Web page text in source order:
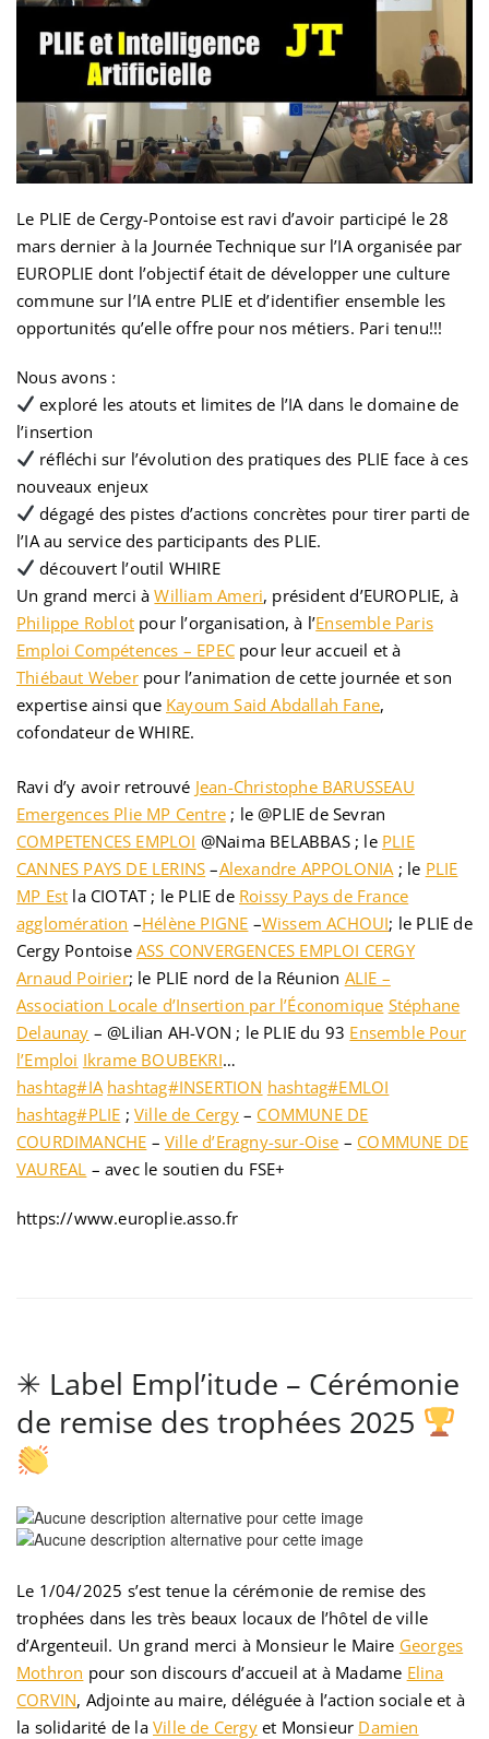
Le PLIE de Cergy-Pontoise est ravi d’avoir participé le 28
mars dernier à la Journée Technique sur l’IA organisée par
EUROPLIE dont l’objectif était de développer une culture
commune sur l’IA entre PLIE et d’identifier ensemble les
opportunités qu’elle offre pour nos métiers. Pari tenu!!!
Nous avons :
exploré les atouts et limites de l’IA dans le domaine de
l’insertion
réfléchi sur l’évolution des pratiques des PLIE face à ces
nouveaux enjeux
dégagé des pistes d’actions concrètes pour tirer parti de
l’IA au service des participants des PLIE.
découvert l’outil WHIRE
Un grand merci àWilliam Ameri, président d’EUROPLIE, à
Philippe Roblot pour l’organisation, à l’Ensemble Paris
Emploi Compétences – EPEC pour leur accueil et à
Thiébaut Weberpour l’animation de cette journée et son
expertise ainsi que Kayoum Said Abdallah Fane,
cofondateur de WHIRE.
Ravi d’y avoir retrouvé Jean-Christophe BARUSSEAU
Emergences Plie MP Centre ; le @PLIE de Sevran
COMPETENCES EMPLOI @Naima BELABBAS ; le PLIE
CANNES PAYS DE LERINS –Alexandre APPOLONIA ; le PLIE
MP Est la CIOTAT ; le PLIE de Roissy Pays de France
agglomération –Hélène PIGNE –Wissem ACHOUI; le PLIE de
Cergy Pontoise ASS CONVERGENCES EMPLOI CERGY
Arnaud Poirier; le PLIE nord de la Réunion ALIE –
Association Locale d’Insertion par l’Économique Stéphane
Delaunay – @Lilian AH-VON ; le PLIE du 93 Ensemble Pour
l’Emploi Ikrame BOUBEKRI…
hashtag#IA hashtag#INSERTION hashtag#EMLOI
hashtag#PLIE ;Ville de Cergy– COMMUNE DE
COURDIMANCHE –Ville d’Eragny-sur-Oise – COMMUNE DE
VAUREAL – avec le soutien du FSE+
https://www.europlie.asso.fr
✳ Label Empl’itude – Cérémonie
de remise des trophées 2025
Le 1/04/2025 s’est tenue la cérémonie de remise des
trophées dans les très beaux locaux de l’hôtel de ville
d’Argenteuil. Un grand merci à Monsieur le Maire Georges
Mothron pour son discours d’accueil at à Madame Elina
CORVIN, Adjointe au maire, déléguée à l’action sociale et à
la solidarité de la Ville de Cergyet Monsieur Damien